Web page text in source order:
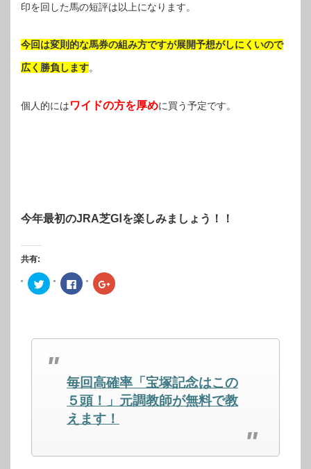
印を回した馬の短評は以上になります。
今回は変則的な馬券の組み方ですが展開予想がしにくいので
広く勝負します。
個人的にはワイドの方を厚めに買う予定です。
今年最初のJRA芝GⅠを楽しみましょう！！
共有:
ク
リ
で
有
(新
ま
Facebook
で
は
し
て
く
だ
さ
い
ウ
ク
リ
で
い
ウ
ィ
ン
ド
ウ
ま
毎回高確率「宝塚記念はこの
５頭！」元調教師が無料で教
えます！